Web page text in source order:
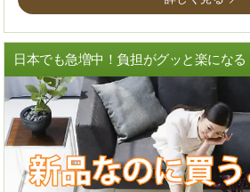
日本でも急増中！負担がグッと楽になる